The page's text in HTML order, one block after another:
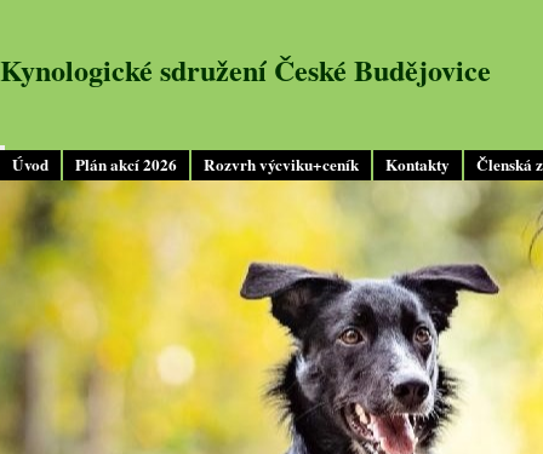
Úvod Plán akcí 2026 Rozvrh výcviku+ceník Kontakty Členská
Kynologické sdružení České Budějovice